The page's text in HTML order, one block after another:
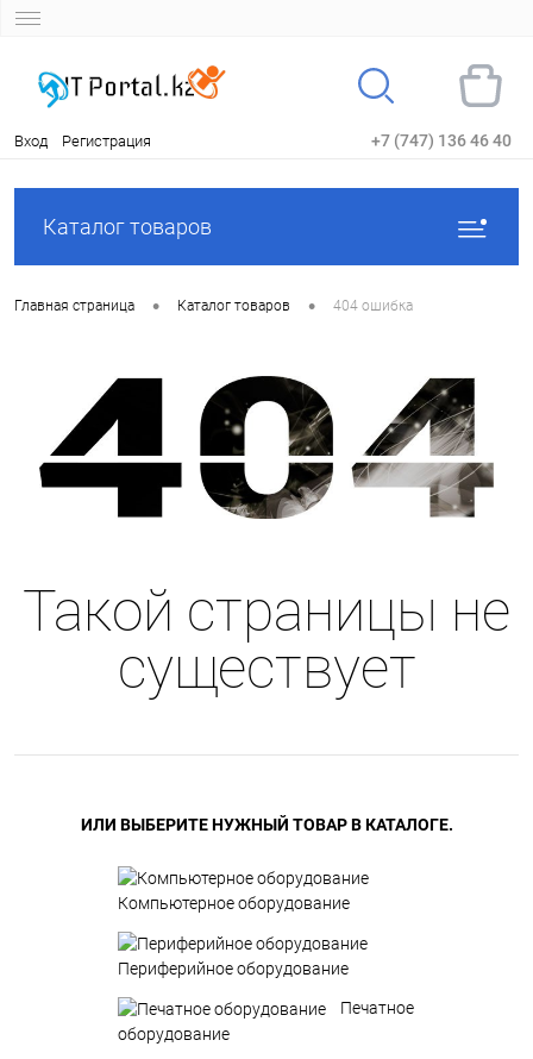
Вход Регистрация +7 (747) 136 46 40
Каталог товаров
Главная страница • Каталог товаров • 404 ошибка
Такой страницы не
существует
ИЛИ ВЫБЕРИТЕ НУЖНЫЙ ТОВАР В КАТАЛОГЕ.
Компьютерное оборудование
Периферийное оборудование
Печатное
оборудование